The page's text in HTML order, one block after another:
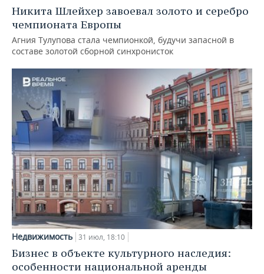
Никита Шлейхер завоевал золото и серебро
чемпионата Европы
Агния Тулупова стала чемпионкой, будучи запасной в
составе золотой сборной синхронисток
Недвижимость 31 июл, 18:10
Бизнес в объекте культурного наследия:
особенности национальной аренды